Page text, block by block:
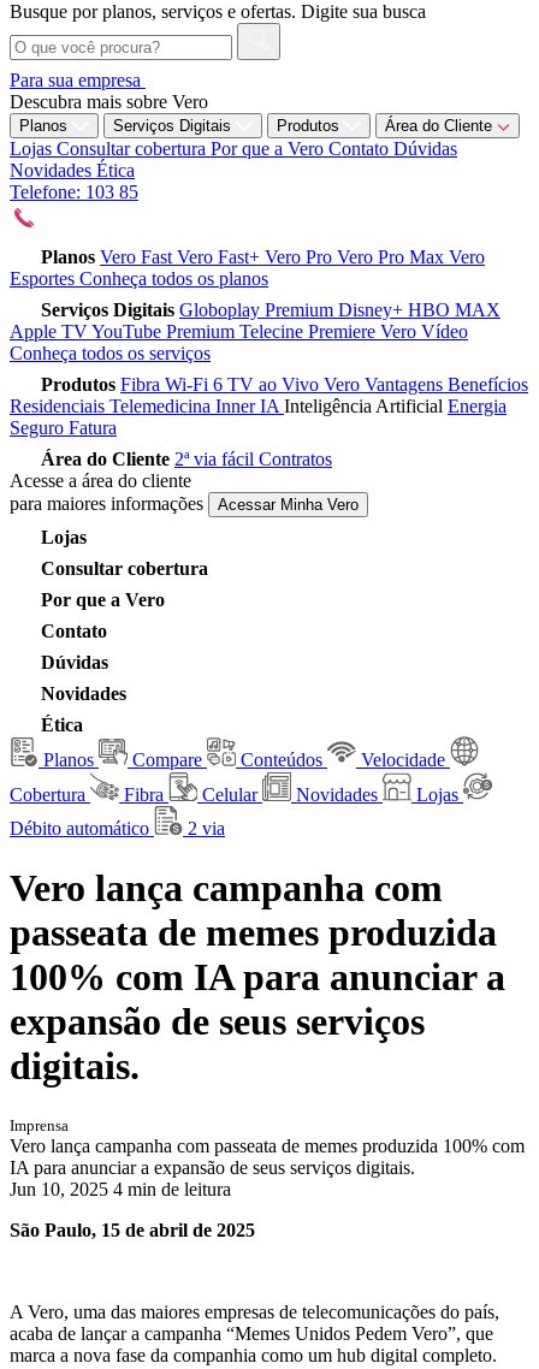
Busque por planos, serviços e ofertas. Digite sua busca
Para sua empresa
Descubra mais sobre Vero
Planos Serviços Digitais Produtos Área do Cliente
Lojas Consultar cobertura Por que a Vero Contato Dúvidas
Novidades Ética
Telefone: 103 85
Planos Vero Fast Vero Fast+ Vero Pro Vero Pro Max Vero
Esportes Conheça todos os planos
Serviços Digitais Globoplay Premium Disney+ HBO MAX
Apple TVYouTube Premium Telecine Premiere Vero Vídeo
Conheça todos os serviços
Produtos Fibra Wi-Fi 6 TV ao Vivo Vero Vantagens Benefícios
Residenciais Telemedicina Inner IA Inteligência Artificial Energia
Seguro Fatura
Área do Cliente 2ª via fácil Contratos
Acesse a área do cliente
para maiores informações
Acessar Minha Vero
Lojas
Consultar cobertura
Por que a Vero
Contato
Dúvidas
Novidades
Ética
Planos
Compare Conteúdos
Velocidade
Cobertura
Fibra Celular Novidades
Lojas
Débito automático
2 via
Vero lança campanha com
passeata de memes produzida
100% com IA para anunciar a
expansão de seus serviços
digitais.
Imprensa
Vero lança campanha com passeata de memes produzida 100% com
IA para anunciar a expansão de seus serviços digitais.
Jun 10, 2025 4 min de leitura
São Paulo, 15 de abril de 2025
A Vero, uma das maiores empresas de telecomunicações do país,
acaba de lançar a campanha “Memes Unidos Pedem Vero”, que
marca a nova fase da companhia como um hub digital completo.